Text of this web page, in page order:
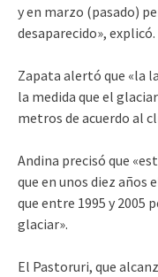
y en marzo (pasado)
desaparecido», explicó.
Zapata alertó que «la
la medida que el
metros de acuerdo al
Andina precisó que
que en unos diez años
que entre 1995 y 2005
glaciar».
El Pastoruri, que